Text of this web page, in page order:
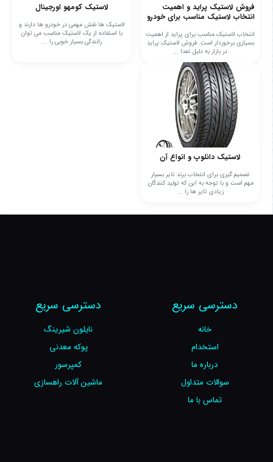
فروش لاستیک پراید و اهمیت
انتخاب لاستیک مناسب برای خودرو
انتخاب لاستیک مناسب برای پراید از اهمیت
بسیاری برخوردار است. فروش لاستیک پراید
در بازار به دلیل تعدا ...
لاستیک کومهو اورجینال
لاستیک ها نقش مهمی در خودرو ها دارند و
با استفاده از یک لاستیک مناسب می توان
رانندگی بسیار خوبی را ...
لاستیک دانلوپ و انواع آن
تصمیم گیری برای انتخاب برند تایر بسیار
مهم است و با توجه به این که تولید کنندگان
زیادی تایر ها را ...
دسترسی سریع
خانه
استخدام
درباره ما
سوالات متداول
تماس با ما
دسترسی سریع
نایلون شیرینگ
پوکه معدنی
کمپرسور
ماشین آلات راهسازی